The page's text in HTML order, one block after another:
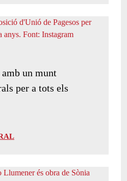
un munt
per a tots els